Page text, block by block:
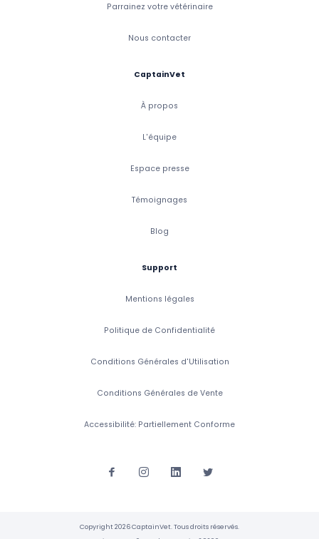
Parrainez votre vétérinaire
Nous contacter
CaptainVet
À propos
L'équipe
Espace presse
Témoignages
Blog
Support
Mentions légales
Politique de Confidentialité
Conditions Générales d'Utilisation
Conditions Générales de Vente
Accessibilité: Partiellement Conforme
Copyright 2026 CaptainVet. Tous droits réservés.